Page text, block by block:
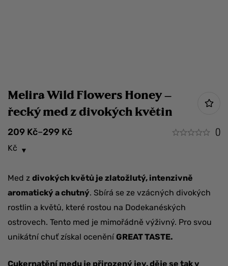
Melira Wild Flowers Honey –
řecký med z divokých květin
209 Kč–299 Kč
()
Kč
Med z divokých květů je zlatožlutý, intenzivně
aromatický a chutný. Sbírá se ze vzácných divokých
rostlin a květů, které rostou na Dodekanéských
ostrovech. Tento med je mimořádně výživný. Pro svou
unikátní chuť získal oceněníGREAT TASTE.
Cukernatění medu je přirozený jev, děje se tak v